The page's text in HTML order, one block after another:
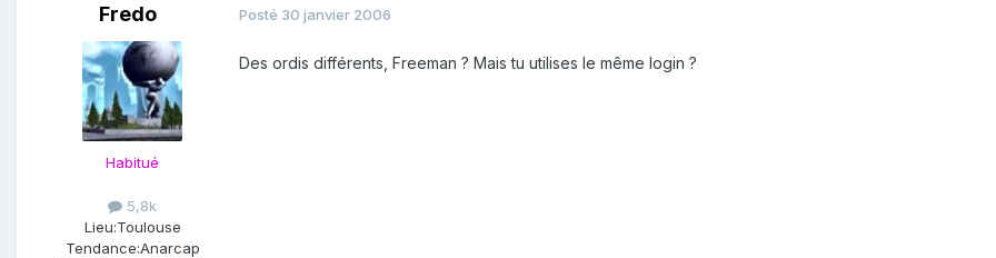
Fredo
Habitué
5,8k
Lieu:Toulouse
Tendance:Anarcap
Posté 30 janvier 2006
Des ordis différents, Freeman ? Mais tu utilises le même login ?